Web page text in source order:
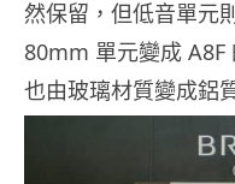
然保留，但低音單元
80mm 單元變成
也由玻璃材質變成鋁